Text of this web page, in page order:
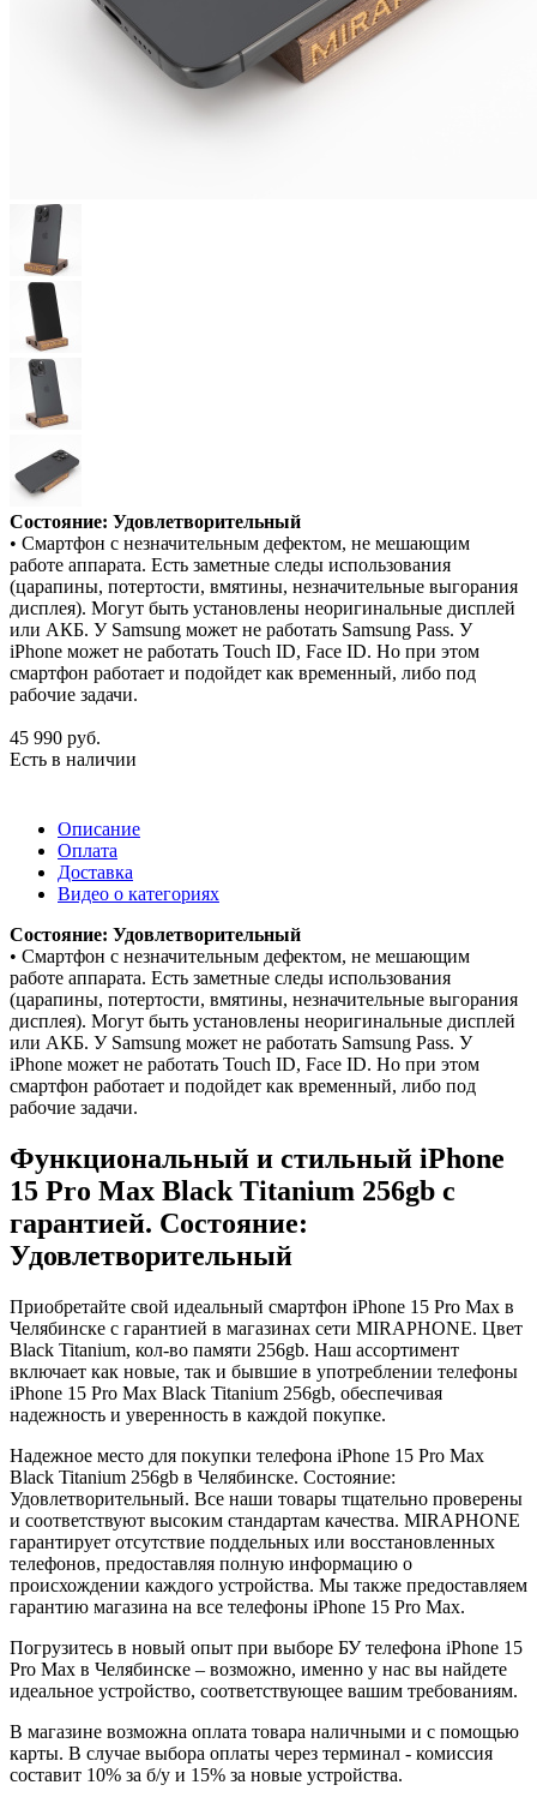
Состояние: Удовлетворительный
• Смартфон с незначительным дефектом, не мешающим
работе аппарата. Есть заметные следы использования
(царапины, потертости, вмятины, незначительные выгорания
дисплея). Могут быть установлены неоригинальные дисплей
или АКБ. У Samsung может не работать Samsung Pass. У
iPhone может не работать Touch ID, Face ID. Но при этом
смартфон работает и подойдет как временный, либо под
рабочие задачи.
45 990 руб.
Есть в наличии
Описание
Оплата
Доставка
Видео о категориях
Состояние: Удовлетворительный
• Смартфон с незначительным дефектом, не мешающим
работе аппарата. Есть заметные следы использования
(царапины, потертости, вмятины, незначительные выгорания
дисплея). Могут быть установлены неоригинальные дисплей
или АКБ. У Samsung может не работать Samsung Pass. У
iPhone может не работать Touch ID, Face ID. Но при этом
смартфон работает и подойдет как временный, либо под
рабочие задачи.
Функциональный и стильный iPhone
15 Pro Max Black Titanium 256gb с
гарантией. Состояние:
Удовлетворительный
Приобретайте свой идеальный смартфон iPhone 15 Pro Max в
Челябинске с гарантией в магазинах сети MIRAPHONE. Цвет
Black Titanium, кол-во памяти 256gb. Наш ассортимент
включает как новые, так и бывшие в употреблении телефоны
iPhone 15 Pro Max Black Titanium 256gb, обеспечивая
надежность и уверенность в каждой покупке.
Надежное место для покупки телефона iPhone 15 Pro Max
Black Titanium 256gb в Челябинске. Состояние:
Удовлетворительный. Все наши товары тщательно проверены
и соответствуют высоким стандартам качества. MIRAPHONE
гарантирует отсутствие поддельных или восстановленных
телефонов, предоставляя полную информацию о
происхождении каждого устройства. Мы также предоставляем
гарантию магазина на все телефоны iPhone 15 Pro Max.
Погрузитесь в новый опыт при выборе БУ телефона iPhone 15
Pro Max в Челябинске – возможно, именно у нас вы найдете
идеальное устройство, соответствующее вашим требованиям.
В магазине возможна оплата товара наличными и с помощью
карты. В случае выбора оплаты через терминал - комиссия
составит 10% за б/у и 15% за новые устройства.